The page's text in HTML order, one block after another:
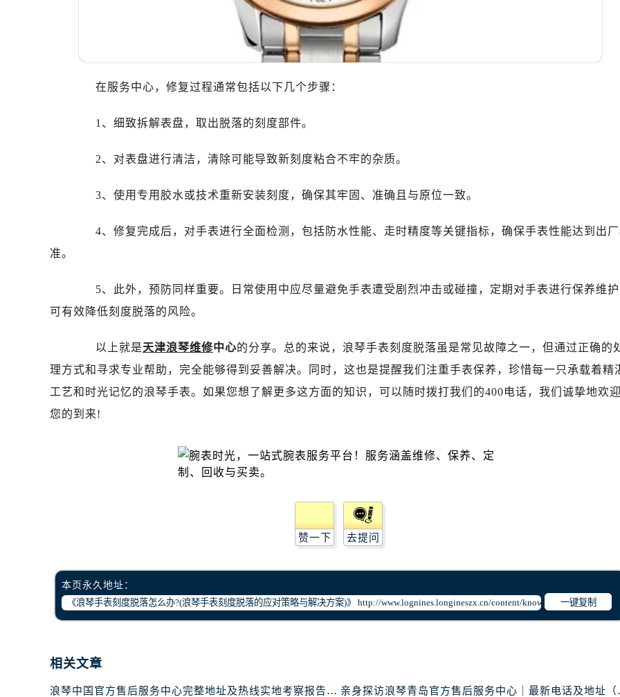
南通市崇川区工农路57号圆融广场写字楼16层1603室（需提前预约）
苏州市苏州工业园区星港街199号苏州中心办公楼C座22层08室（需提前预约）
武汉市江汉区解放大道686号世界贸易大厦38层09室（需提前预约）
合肥市蜀山区潜山路111号万象城华润大厦B座12楼03室（需提前预约）
青岛市南区山东路6号华润大厦B座22层04室（需提前预约）
长春市朝阳区西安大路727号中银大厦A座(旺进大厦)18层09室（需提前预约）
昆明市盘龙区北京路928号同德昆明广场写字楼10层06室（需提前预约）
石家庄市长安区中山东路39号勒泰中心写字楼B座13层07室（需提前预约）
唐山市路南区新华东道100号万达广场写字楼A座10层1002室（需提前预约）
内蒙古自治区呼和浩特市玉泉区大学西街70号华润万象城写字楼（鄂尔多斯大厦）23层2326室（需提
甘肃省兰州市七里河区西津西路16号兰州中心写字楼21层2102室（需提前预约）
黑龙江省大庆市萨尔图区会战大街浪琴售后服务中心（需提前预约）
黑龙江省鹤岗市向阳区红军路浪琴售后服务中心（需提前预约）
黑龙江省佳木斯市向阳区长安路浪琴售后服务中心（需提前预约）
黑龙江省牡丹江市东安区太平路浪琴售后服务中心（需提前预约）
黑龙江省齐齐哈尔市龙沙区龙华路浪琴售后服务中心（需提前预约）
黑龙江省双鸭山市尖山区新兴大街浪琴售后服务中心（需提前预约）
黑龙江省伊春市伊美区通河路浪琴售后服务中心（需提前预约）
吉林省白山市浑江区浑江大街浪琴售后服务中心（需提前预约）
吉林省四平市铁东区紫气大路与南九经街交汇处浪琴售后服务中心（需提前预约）
在服务中心，修复过程通常包括以下几个步骤：
1、细致拆解表盘，取出脱落的刻度部件。
2、对表盘进行清洁，清除可能导致新刻度粘合不牢的杂质。
3、使用专用胶水或技术重新安装刻度，确保其牢固、准确且与原位一致。
4、修复完成后，对手表进行全面检测，包括防水性能、走时精度等关键指标，确保手表性能达到出
准。
5、此外，预防同样重要。日常使用中应尽量避免手表遭受剧烈冲击或碰撞，定期对手表进行保养维护
可有效降低刻度脱落的风险。
以上就是天津浪琴维修中心的分享。总的来说，浪琴手表刻度脱落虽是常见故障之一，但通过正确的
理方式和寻求专业帮助，完全能够得到妥善解决。同时，这也是提醒我们注重手表保养，珍惜每一只承载着精
工艺和时光记忆的浪琴手表。如果您想了解更多这方面的知识，可以随时拨打我们的400电话，我们诚挚地欢迎
您的到来!
赞一下 去提问
本页永久地址：
一键复制
相关文章
浪琴中国官方售后服务中心完整地址及热线实地考察报告+多信源验证（2026年7月最新）
亲身探访